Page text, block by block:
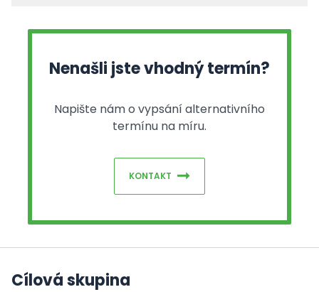
Nenašli jste vhodný termín?
Napište nám o vypsání alternativního
termínu na míru.
KONTAKT
Cílová skupina